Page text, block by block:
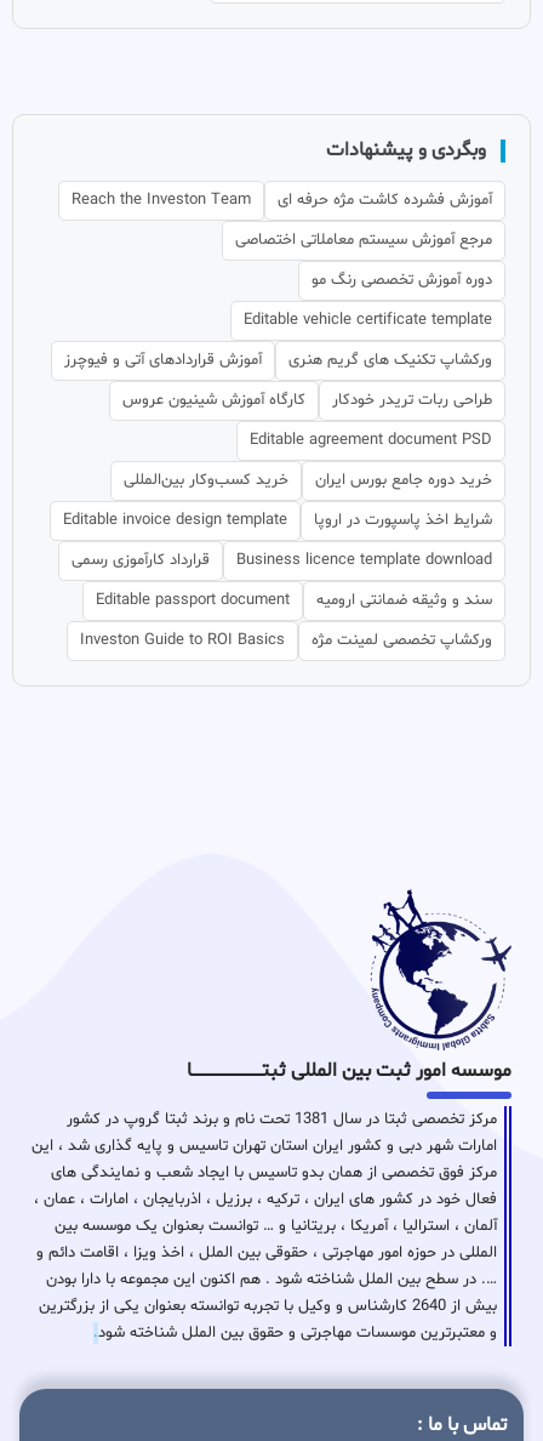
وبگردی و پیشنهادات
آموزش فشرده کاشت مژه حرفه ای
Reach the Investon Team
مرجع آموزش سیستم معاملاتی اختصاصی
دوره آموزش تخصصی رنگ مو
Editable vehicle certificate template
ورکشاپ تکنیک های گریم هنری
آموزش قراردادهای آتی و فیوچرز
طراحی ربات تریدر خودکار
کارگاه آموزش شینیون عروس
Editable agreement document PSD
خرید دوره جامع بورس ایران
خرید کسب‌وکار بین‌المللی
شرایط اخذ پاسپورت در اروپا
Editable invoice design template
Business licence template download
قرارداد کارآموزی رسمی
سند و وثیقه ضمانتی ارومیه
Editable passport document
ورکشاپ تخصصی لمینت مژه
Investon Guide to ROI Basics
موسسه امور ثبت بین المللی ثبتـــــــــــــــــــــــــــــا
مرکز تخصصی ثبتا در سال 1381 تحت نام و برند ثبتا گروپ در کشور
امارات شهر دبی و کشور ایران استان تهران تاسیس و پایه گذاری شد ، این
مرکز فوق تخصصی از همان بدو تاسیس با ایجاد شعب و نمایندگی های
فعال خود در کشور های ایران ، ترکیه ، برزیل ، اذربایجان ، امارات ، عمان ،
آلمان ، استرالیا ، آمریکا ، بریتانیا و … توانست بعنوان یک موسسه بین
المللی در حوزه امور مهاجرتی ، حقوقی بین الملل ، اخذ ویزا ، اقامت دائم و
…. در سطح بین الملل شناخته شود . هم اکنون این مجموعه با دارا بودن
بیش از 2640 کارشناس و وکیل با تجربه توانسته بعنوان یکی از بزرگترین
و معتبرترین موسسات مهاجرتی و حقوق بین الملل شناخته شود.
تماس با ما :